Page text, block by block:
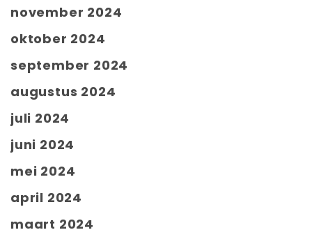
november 2024
oktober 2024
september 2024
augustus 2024
juli 2024
juni 2024
mei 2024
april 2024
maart 2024